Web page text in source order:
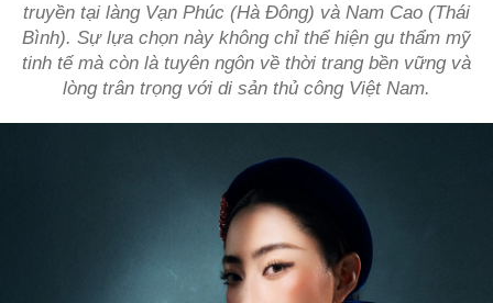
truyền tại làng Vạn Phúc (Hà Đông) và Nam Cao (Thái
Bình). Sự lựa chọn này không chỉ thể hiện gu thẩm mỹ
tinh tế mà còn là tuyên ngôn về thời trang bền vững và
lòng trân trọng với di sản thủ công Việt Nam.